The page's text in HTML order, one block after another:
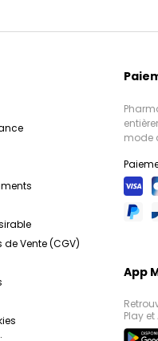
Vente (CGV)
mode
App
Play